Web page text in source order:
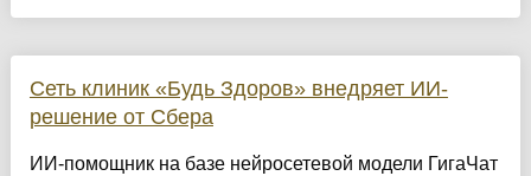
Сеть клиник «Будь Здоров» внедряет ИИ-
решение от Сбера
ИИ-помощник на базе нейросетевой модели ГигаЧат